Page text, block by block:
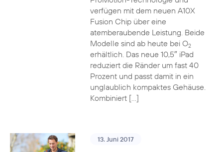
verfügen mit dem neuen A10X
Fusion Chip über eine
atemberaubende Leistung. Beide
Modelle sind ab heute bei O2
erhältlich. Das neue 10,5″ iPad
reduziert die Ränder um fast 40
Prozent und passt damit in ein
unglaublich kompaktes Gehäuse.
Kombiniert […]
13. Juni 2017